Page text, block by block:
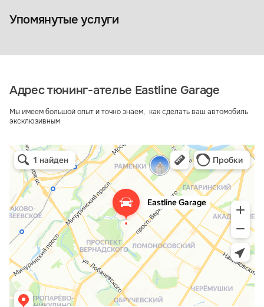
Упомянутые услуги
Детейлинг
Адрес тюнинг-ателье Eastline Garage
Мы имеем большой опыт и точно знаем, как сделать ваш автомобиль
эксклюзивным